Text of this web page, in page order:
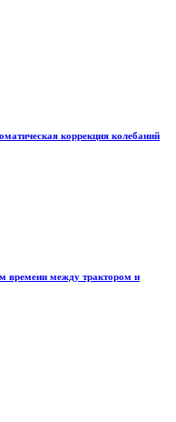
коррекция колебаний
времени между трактором и